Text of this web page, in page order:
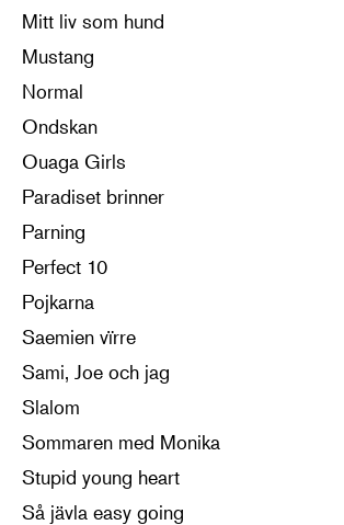
Mitt liv som hund
Mustang
Normal
Ondskan
Ouaga Girls
Paradiset brinner
Parning
Perfect 10
Pojkarna
Saemien vïrre
Sami, Joe och jag
Slalom
Sommaren med Monika
Stupid young heart
Så jävla easy going